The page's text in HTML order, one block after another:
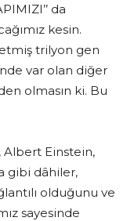
da
kesin.
trilyon gen
var olan diğer
olmasın ki. Bu
Albert Einstein,
gibi dâhiler,
olduğunu ve
sayesinde